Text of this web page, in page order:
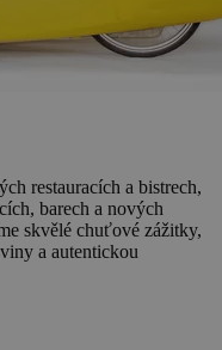
restauracích a bistrech,
barech a nových
skvělé chuťové zážitky,
a autentickou